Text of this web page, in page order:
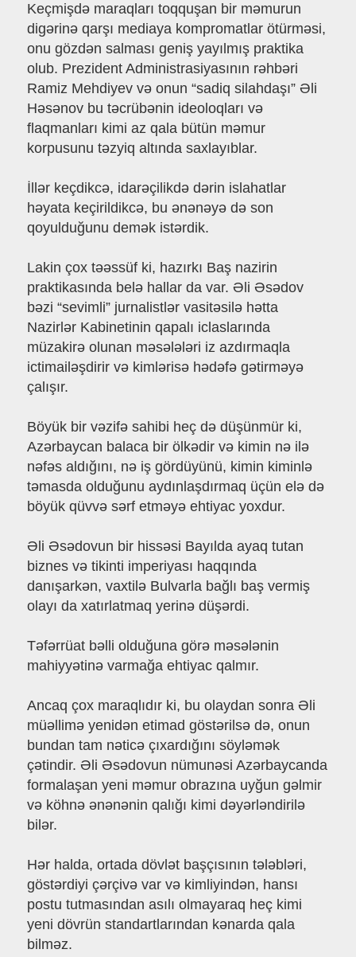
Keçmişdə maraqları toqquşan bir məmurun
digərinə qarşı mediaya kompromatlar ötürməsi,
onu gözdən salması geniş yayılmış praktika
olub. Prezident Administrasiyasının rəhbəri
Ramiz Mehdiyev və onun “sadiq silahdaşı” Əli
Həsənov bu təcrübənin ideoloqları və
flaqmanları kimi az qala bütün məmur
korpusunu təzyiq altında saxlayıblar.
İllər keçdikcə, idarəçilikdə dərin islahatlar
həyata keçirildikcə, bu ənənəyə də son
qoyulduğunu demək istərdik.
Lakin çox təəssüf ki, hazırkı Baş nazirin
praktikasında belə hallar da var. Əli Əsədov
bəzi “sevimli” jurnalistlər vasitəsilə hətta
Nazirlər Kabinetinin qapalı iclaslarında
müzakirə olunan məsələləri iz azdırmaqla
ictimailəşdirir və kimlərisə hədəfə gətirməyə
çalışır.
Böyük bir vəzifə sahibi heç də düşünmür ki,
Azərbaycan balaca bir ölkədir və kimin nə ilə
nəfəs aldığını, nə iş gördüyünü, kimin kiminlə
təmasda olduğunu aydınlaşdırmaq üçün elə də
böyük qüvvə sərf etməyə ehtiyac yoxdur.
Əli Əsədovun bir hissəsi Bayılda ayaq tutan
biznes və tikinti imperiyası haqqında
danışarkən, vaxtilə Bulvarla bağlı baş vermiş
olayı da xatırlatmaq yerinə düşərdi.
Təfərrüat bəlli olduğuna görə məsələnin
mahiyyətinə varmağa ehtiyac qalmır.
Ancaq çox maraqlıdır ki, bu olaydan sonra Əli
müəllimə yenidən etimad göstərilsə də, onun
bundan tam nəticə çıxardığını söyləmək
çətindir. Əli Əsədovun nümunəsi Azərbaycanda
formalaşan yeni məmur obrazına uyğun gəlmir
və köhnə ənənənin qalığı kimi dəyərləndirilə
bilər.
Hər halda, ortada dövlət başçısının tələbləri,
göstərdiyi çərçivə var və kimliyindən, hansı
postu tutmasından asılı olmayaraq heç kimi
yeni dövrün standartlarından kənarda qala
bilməz.